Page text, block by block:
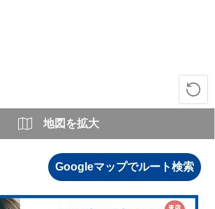
地図を拡大
Googleマップでルート検索